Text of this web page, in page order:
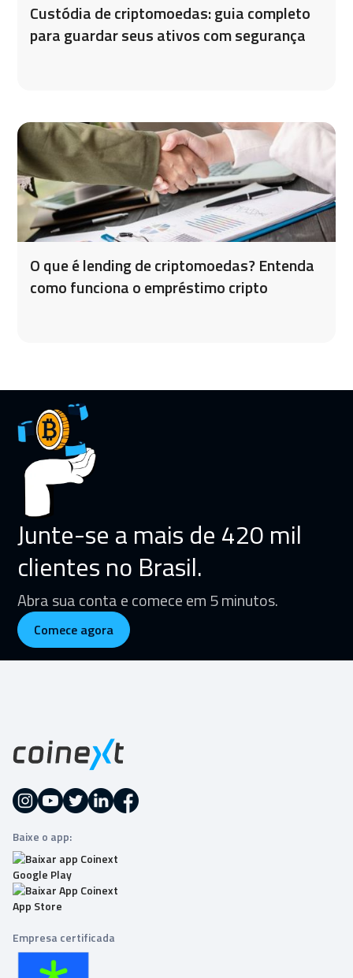
Custódia de criptomoedas: guia completo
para guardar seus ativos com segurança
O que é lending de criptomoedas? Entenda
como funciona o empréstimo cripto
Junte-se a mais de 420 mil
clientes no Brasil.
Abra sua conta e comece em 5 minutos.
Comece agora
Baixe o app:
Empresa certificada